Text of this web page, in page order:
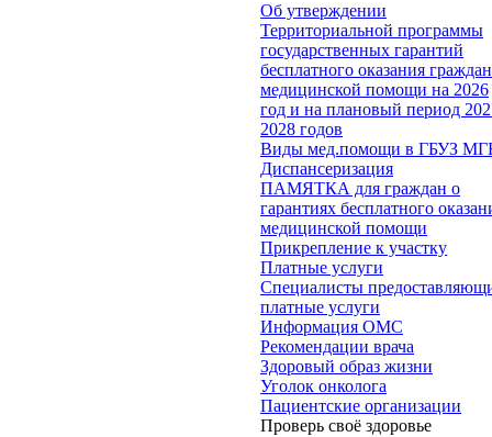
Об утверждении
Территориальной программы
государственных гарантий
бесплатного оказания
медицинской помощи на 2026
год и на плановый период
2028 годов
Виды мед.помощи в ГБУЗ
Диспансеризация
ПАМЯТКА для граждан о
гарантиях бесплатного
медицинской помощи
Прикрепление к участку
Платные услуги
Специалисты
платные услуги
Информация ОМС
Рекомендации врача
Здоровый образ жизни
Уголок онколога
Пациентские организации
Проверь своё здоровье